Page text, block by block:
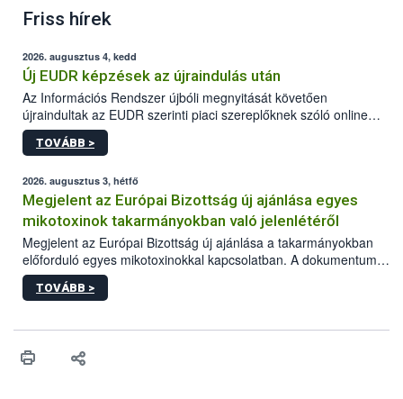
Friss hírek
2026. augusztus 4, kedd
Új EUDR képzések az újraindulás után
Az Információs Rendszer újbóli megnyitását követően
újraindultak az EUDR szerinti piaci szereplőknek szóló online
képzések.
TOVÁBB >
2026. augusztus 3, hétfő
Megjelent az Európai Bizottság új ajánlása egyes
mikotoxinok takarmányokban való jelenlétéről
Megjelent az Európai Bizottság új ajánlása a takarmányokban
előforduló egyes mikotoxinokkal kapcsolatban. A dokumentum
2027-től új irányértékek alkalmazását írja elő, és a jelenleg
hatályos uniós ajánlások helyébe lép.
TOVÁBB >